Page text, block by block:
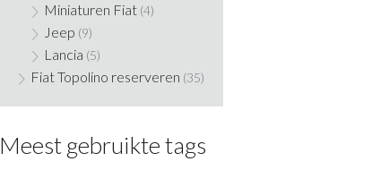
Miniaturen Fiat (4)
Jeep (9)
Lancia (5)
Fiat Topolino reserveren (35)
Meest gebruikte tags